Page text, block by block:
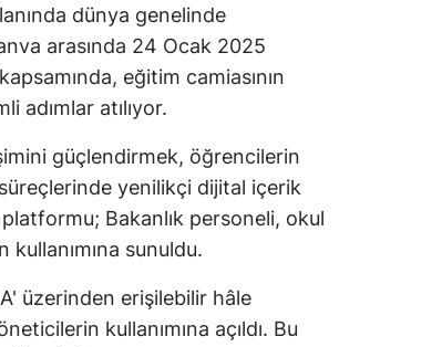
dünya genelinde
arasında 24 Ocak 2025
eğitim camiasının
adımlar atılıyor.
güçlendirmek, öğrencilerin
yenilikçi dijital içerik
Bakanlık personeli, okul
sunuldu.
üzerinden erişilebilir hâle
kullanımına açıldı. Bu